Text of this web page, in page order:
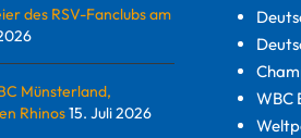
des RSV-Fanclubs am
Münsterland,
Rhinos15. Juli 2026
WBC